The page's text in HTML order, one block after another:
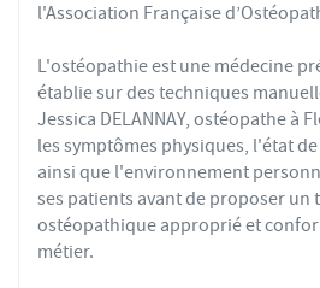
l'Association Française
L'ostéopathie est une médecine
établie sur des techniques
Jessica DELANNAY, ostéopathe à
les symptômes physiques, l'état
ainsi que l'environnement
ses patients avant de proposer un
ostéopathique approprié et
métier.